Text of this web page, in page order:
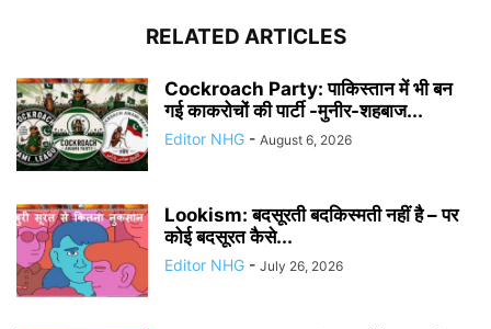
RELATED ARTICLES
Cockroach Party: पाकिस्तान में भी बन
गई काकरोचों की पार्टी -मुनीर-शहबाज...
Editor NHG - August 6, 2026
Lookism: बदसूरती बदकिस्मती नहीं है – पर
कोई बदसूरत कैसे...
Editor NHG - July 26, 2026